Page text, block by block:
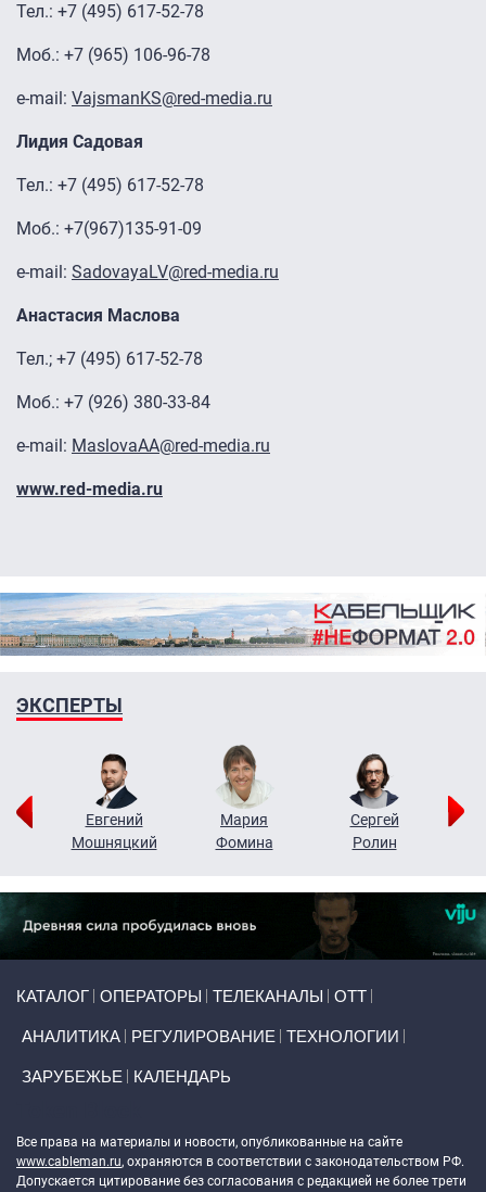
Тел.: +7 (495) 617-52-78
Моб.: +7 (965) 106-96-78
e-mail: VajsmanKS@red-media.ru
Лидия Садовая
Тел.: +7 (495) 617-52-78
Моб.: +7(967)135-91-09
e-mail: SadovayaLV@red-media.ru
Анастасия Маслова
Тел.; +7 (495) 617-52-78
Моб.: +7 (926) 380-33-84
e-mail: MaslovaAA@red-media.ru
www.red-media.ru
ЭКСПЕРТЫ
Евгений
Мошняцкий
Мария
Фомина
Сергей
Ролин
КАТАЛОГ ОПЕРАТОРЫ ТЕЛЕКАНАЛЫ ОТТ
АНАЛИТИКА РЕГУЛИРОВАНИЕ ТЕХНОЛОГИИ
ЗАРУБЕЖЬЕ КАЛЕНДАРЬ
Все права на материалы и новости, опубликованные на сайте
www.cableman.ru, охраняются в соответствии с законодательством РФ.
Допускается цитирование без согласования с редакцией не более трети